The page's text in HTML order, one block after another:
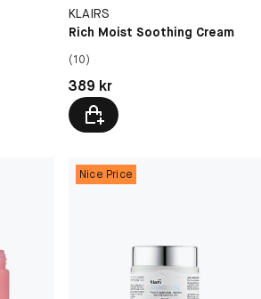
KLAIRS
Rich Moist Soothing Cream
(10)
Pris: 389 kr
389 kr
Nice Price